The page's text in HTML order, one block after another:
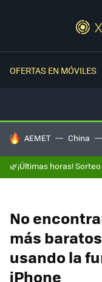
OFERTAS EN MÓVILES
HOY SE HABLA DE
AEMET China
🌿¡Últimas horas!
No
más
usando la
iPhone